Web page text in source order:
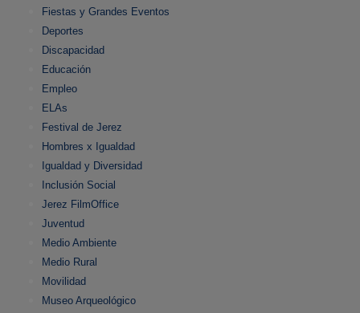
Fiestas y Grandes Eventos
Deportes
Discapacidad
Educación
Empleo
ELAs
Festival de Jerez
Hombres x Igualdad
Igualdad y Diversidad
Inclusión Social
Jerez FilmOffice
Juventud
Medio Ambiente
Medio Rural
Movilidad
Museo Arqueológico